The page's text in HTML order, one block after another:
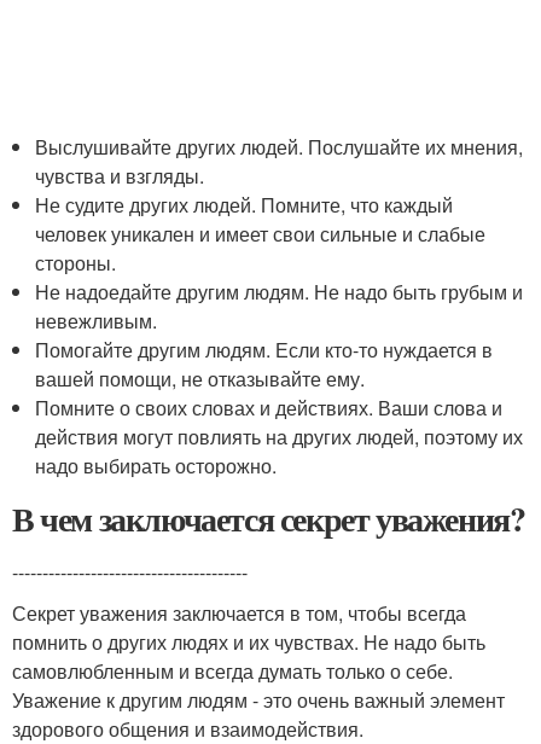
Выслушивайте других людей. Послушайте их мнения,
чувства и взгляды.
Не судите других людей. Помните, что каждый
человек уникален и имеет свои сильные и слабые
стороны.
Не надоедайте другим людям. Не надо быть грубым и
невежливым.
Помогайте другим людям. Если кто-то нуждается в
вашей помощи, не отказывайте ему.
Помните о своих словах и действиях. Ваши слова и
действия могут повлиять на других людей, поэтому их
надо выбирать осторожно.
В чем заключается секрет уважения?
---------------------------------------
Секрет уважения заключается в том, чтобы всегда
помнить о других людях и их чувствах. Не надо быть
самовлюбленным и всегда думать только о себе.
Уважение к другим людям - это очень важный элемент
здорового общения и взаимодействия.